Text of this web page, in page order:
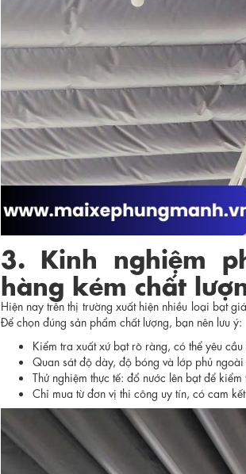
3. Kinh nghiệm
hàng kém chất
Hiện nay trên thị trường xuất hiện nhiều loại bạt
Để chọn đúng sản phẩm chất lượng, bạn nên lưu ý:
Kiểm tra xuất xứ bạt rõ ràng, có thể yêu
Quan sát độ dày, độ bóng và lớp phủ
Thử nghiệm thực tế: đổ nước lên bạt để
Chỉ mua từ đơn vị thi công uy tín, có cam